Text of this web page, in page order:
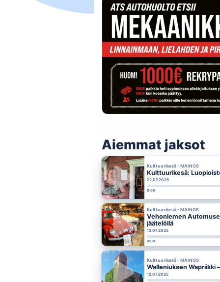
Aiemmat jaksot
Kulttuurikesä - MAINOS
Kulttuurikesä:
22.07.2025
0:00
Kulttuurikesä - MAINOS
Vehoniemen
jäätelöllä
12.07.2025
0:00
Kulttuurikesä - MAINOS
Walleniuksen Wapriikki
12.07.2025